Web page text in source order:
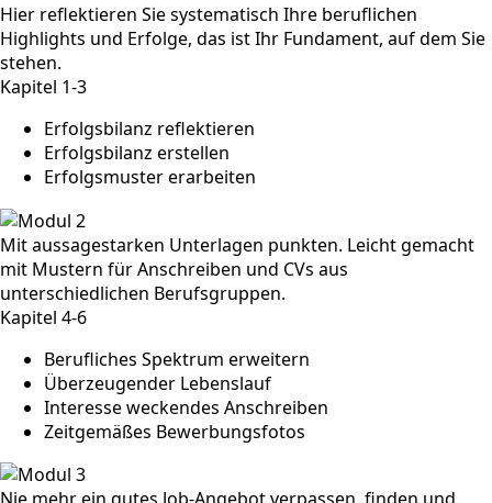
Hier reflektieren Sie systematisch Ihre beruflichen
Highlights und Erfolge, das ist Ihr Fundament, auf dem Sie
stehen.
Kapitel 1-3
Erfolgsbilanz reflektieren
Erfolgsbilanz erstellen
Erfolgsmuster erarbeiten
Mit aussagestarken Unterlagen punkten. Leicht gemacht
mit Mustern für Anschreiben und CVs aus
unterschiedlichen Berufsgruppen.
Kapitel 4-6
Berufliches Spektrum erweitern
Überzeugender Lebenslauf
Interesse weckendes Anschreiben
Zeitgemäßes Bewerbungsfotos